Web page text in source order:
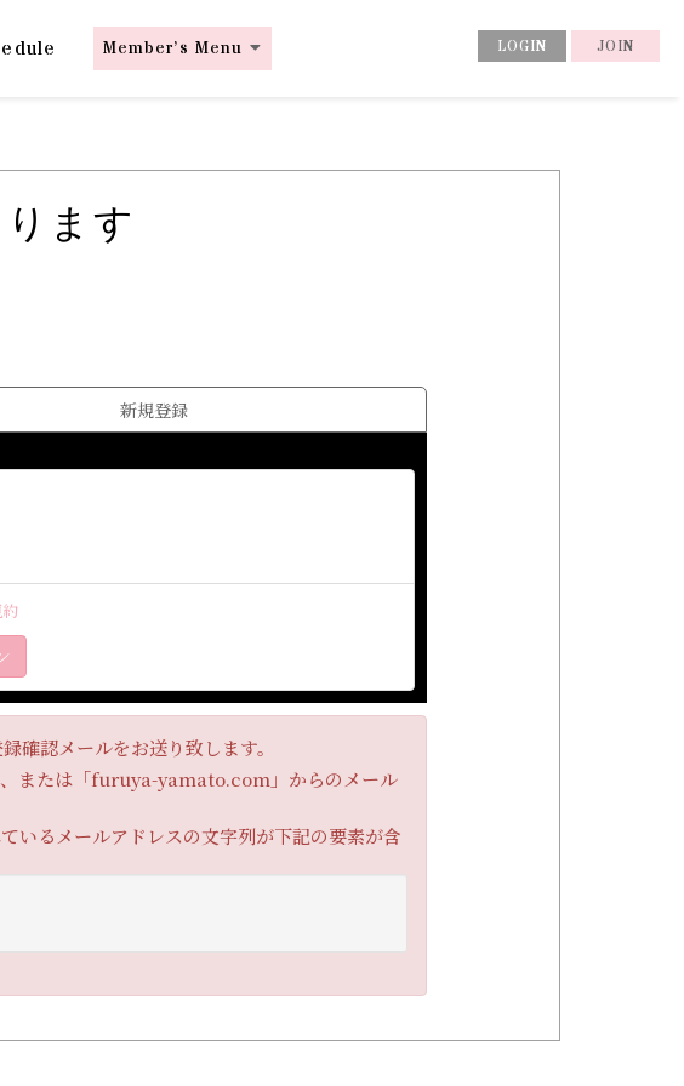
ます
新規登録
確認メールをお送り致します。
、または「furuya-yamato.com」からのメール
いるメールアドレスの文字列が下記の要素が含
Member’s Menu LOGIN JOIN